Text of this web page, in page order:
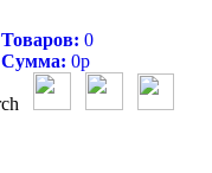
Товаров: 0
Сумма: 0р